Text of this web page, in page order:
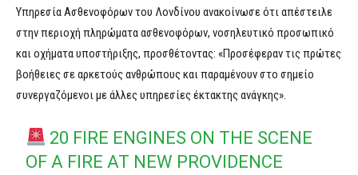
Υπηρεσία Ασθενοφόρων του Λονδίνου ανακοίνωσε ότι απέστειλε
στην περιοχή πληρώματα ασθενοφόρων, νοσηλευτικό προσωπικό
και οχήματα υποστήριξης, προσθέτοντας: «Προσέφεραν τις πρώτες
βοήθειες σε αρκετούς ανθρώπους και παραμένουν στο σημείο
συνεργαζόμενοι με άλλες υπηρεσίες έκτακτης ανάγκης».
20 FIRE ENGINES ON THE SCENE
OF A FIRE AT NEW PROVIDENCE